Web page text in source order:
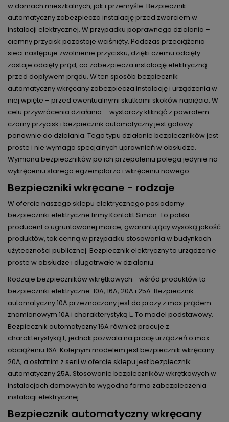
w domach mieszkalnych, jak i przemyśle. Bezpiecznik
automatyczny zabezpiecza instalację przed zwarciem w
instalacji elektrycznej. W przypadku poprawnego działania –
ciemny przycisk pozostaje wciśnięty. Podczas przeciążenia
sieci następuje zwolnienie przycisku, dzięki czemu odcięty
zostaje odcięty prąd, co zabezpiecza instalację elektryczną
przed dopływem prądu. W ten sposób bezpiecznik
automatyczny wkręcany zabezpiecza instalację i urządzenia w
niej wpięte – przed ewentualnymi skutkami skoków napięcia. W
celu przywrócenia działania – wystarczy kliknąć z powrotem
czarny przycisk i bezpiecznik automatyczny jest gotowy
ponownie do działania. Tego typu działanie bezpieczników jest
proste i nie wymaga specjalnych uprawnień w obsłudze.
Wymiana bezpieczników po ich przepaleniu polega jedynie na
wykręceniu starego egzemplarza i wkręceniu nowego.
Bezpieczniki wkręcane - rodzaje
W ofercie naszego sklepu elektrycznego posiadamy
bezpieczniki elektryczne firmy Kontakt Simon. To polski
producent o ugruntowanej marce, gwarantujący wysoką jakość
produktów, tak cenną w przypadku stosowania w budynkach
użyteczności publicznej. Bezpiecznik elektryczny to urządzenie
proste w obsłudze i długotrwałe w działaniu.
Rodzaje bezpieczników wkrętkowych - wśród produktów to
bezpieczniki elektryczne: 10A, 16A, 20A i 25A. Bezpiecznik
automatyczny 10A przeznaczony jest do prazy z max prądem
znamionowym 10A i charakterystyką L. To model podstawowy.
Bezpiecznik automatyczny 16A również pracuje z
charakterystyką L, jednak pozwala na pracę urządzeń o max.
obciążeniu 16A. Kolejnym modelem jest bezpiecznik wkręcany
20A, a ostatnim z serii w ofercie sklepu jest bezpiecznik
automatyczny 25A. Stosowanie bezpieczników wkrętkowych w
instalacjach domowych to wygodna forma zabezpieczenia
instalacji elektrycznej.
Bezpiecznik automatyczny wkręcany